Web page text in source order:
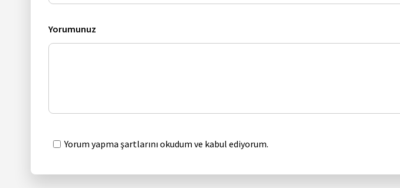
Yorumunuz
Yorum yapma şartlarını okudum ve kabul ediyorum.